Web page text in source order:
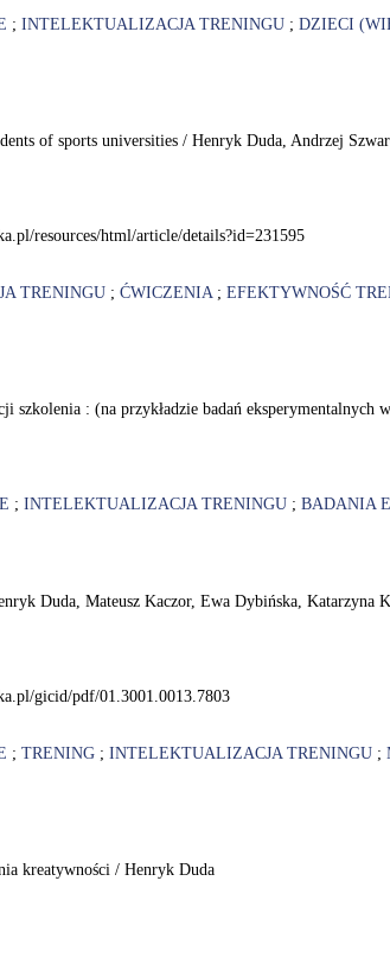
; INTELEKTUALIZACJA TRENINGU ; DZIECI
of sports universities / Henryk Duda, Andrzej
resources/html/article/details?id=231595
TRENINGU ; ĆWICZENIA; EFEKTYWNOŚĆ
szkolenia : (na przykładzie badań
; INTELEKTUALIZACJA TRENINGU ; BADANIA
Duda, Mateusz Kaczor, Ewa Dybińska, Katarzyna
gicid/pdf/01.3001.0013.7803
; TRENING ; INTELEKTUALIZACJA TRENINGU ;
kreatywności / Henryk Duda